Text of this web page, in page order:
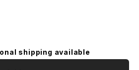
shipping available